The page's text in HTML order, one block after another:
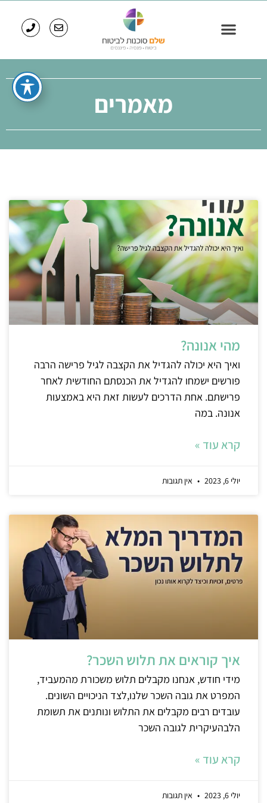
מאמרים
מהי אנונה?
ואיך היא יכולה להגדיל את הקצבה לגיל פרישה הרבה
פורשים ישמחו להגדיל את הכנסתם החודשית לאחר
פרישתם. אחת הדרכים לעשות זאת היא באמצעות
אנונה. במה
קרא עוד »
יולי 6, 2023 אין תגובות
איך קוראים את תלוש השכר?
מידי חודש, אנחנו מקבלים תלוש משכורת מהמעביד,
המפרט את גובה השכר שלנו,לצד הניכויים השונים.
עובדים רבים מקבלים את התלוש ונותנים את תשומת
הלבהעיקרית לגובה השכר
קרא עוד »
יולי 6, 2023 אין תגובות